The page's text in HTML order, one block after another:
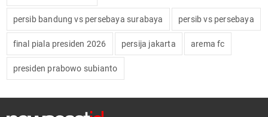
persib bandung vs persebaya surabaya persib vs persebaya
final piala presiden 2026 persija jakarta arema fc
presiden prabowo subianto